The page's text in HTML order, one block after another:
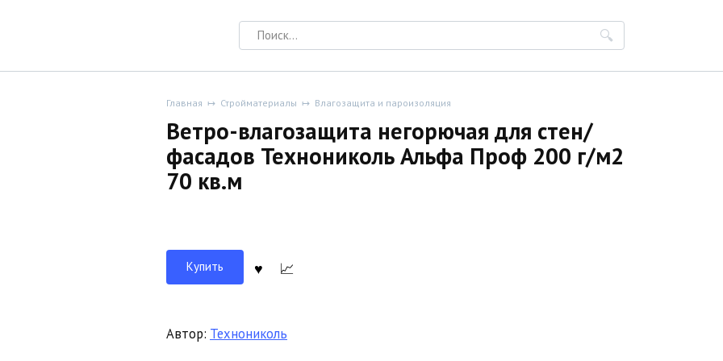
Search
for:
Главная Стройматериалы Влагозащита и пароизоляция
Ветро-влагозащита негорючая для стен/
фасадов Технониколь Альфа Проф 200 г/м2
70 кв.м
Купить
Автор: Технониколь